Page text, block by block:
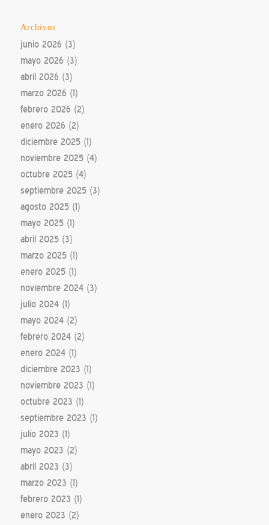
Archivos
junio 2026 (3)
mayo 2026 (3)
abril 2026 (3)
marzo 2026 (1)
febrero 2026 (2)
enero 2026 (2)
diciembre 2025(1)
noviembre 2025(4)
octubre 2025(4)
septiembre 2025(3)
agosto 2025(1)
mayo 2025(1)
abril 2025(3)
marzo 2025(1)
enero 2025(1)
noviembre 2024(3)
julio 2024(1)
mayo 2024(2)
febrero 2024(2)
enero 2024(1)
diciembre 2023 (1)
noviembre 2023 (1)
octubre 2023 (1)
septiembre 2023 (1)
julio 2023 (1)
mayo 2023 (2)
abril 2023 (3)
marzo 2023 (1)
febrero 2023 (1)
enero 2023 (2)